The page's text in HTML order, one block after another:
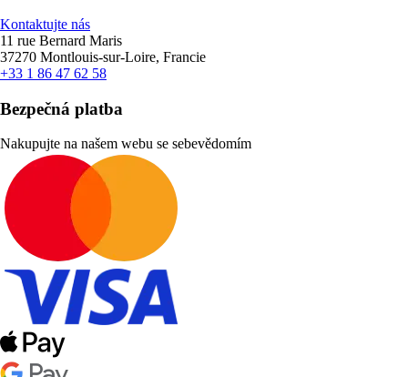
Kontaktujte nás
11 rue Bernard Maris
37270 Montlouis-sur-Loire, Francie
+33 1 86 47 62 58
Bezpečná platba
Nakupujte na našem webu se sebevědomím